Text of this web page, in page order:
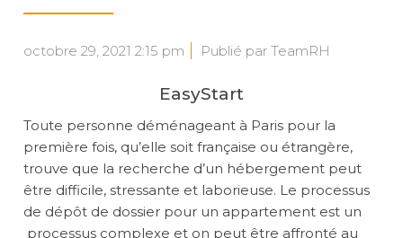
octobre 29, 2021 2:15 pm Publié par TeamRH
EasyStart
Toute personne déménageant à Paris pour la
première fois, qu’elle soit française ou étrangère,
trouve que la recherche d’un hébergement peut
être difficile, stressante et laborieuse. Le processus
de dépôt de dossier pour un appartement est un
processus complexe et on peut être affronté au